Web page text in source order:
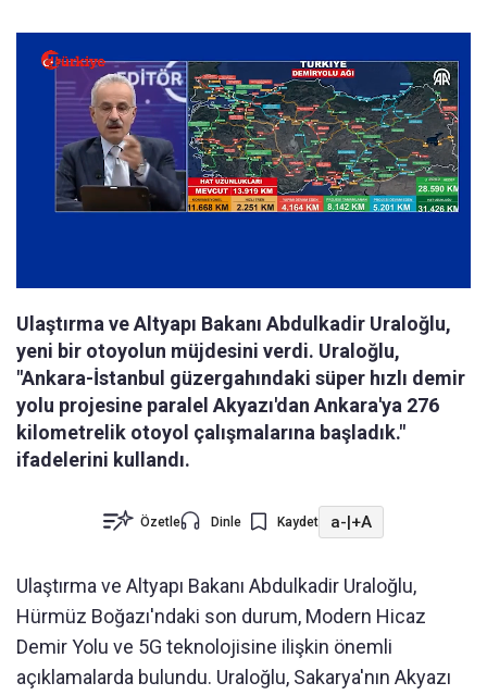
Ulaştırma ve Altyapı Bakanı Abdulkadir Uraloğlu,
yeni bir otoyolun müjdesini verdi. Uraloğlu,
"Ankara-İstanbul güzergahındaki süper hızlı demir
yolu projesine paralel Akyazı'dan Ankara'ya 276
kilometrelik otoyol çalışmalarına başladık."
ifadelerini kullandı.
Özetle Dinle Kaydet a-|+A
Ulaştırma ve Altyapı Bakanı Abdulkadir Uraloğlu,
Hürmüz Boğazı'ndaki son durum, Modern Hicaz
Demir Yolu ve 5G teknolojisine ilişkin önemli
açıklamalarda bulundu. Uraloğlu, Sakarya'nın Akyazı